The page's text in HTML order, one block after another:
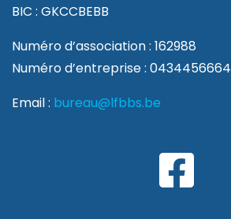
BIC : GKCCBEBB
Numéro d’association : 162988
Numéro d’entreprise : 0434456664
Email : bureau@lfbbs.be